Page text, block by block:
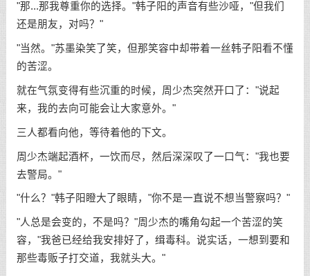
"那...那我尊重你的选择。"韩子阳的声音有些沙哑，"但我们
还是朋友，对吗？"
"当然。"苏墨染笑了笑，但那笑容中却带着一丝韩子阳看不懂
的苦涩。
就在气氛变得有些沉重的时候，周少杰突然开口了："说起
来，我的去向可能会让大家意外。"
三人都看向他，等待着他的下文。
周少杰端起酒杯，一饮而尽，然后深深叹了一口气："我也要
去警局。"
"什么？"韩子阳瞪大了眼睛，"你不是一直说不想当警察吗？"
"人总是会变的，不是吗？"周少杰的嘴角勾起一个苦涩的笑
容，"我爸已经给我安排好了，缉毒科。说实话，一想到要和
那些毒贩子打交道，我就头大。"